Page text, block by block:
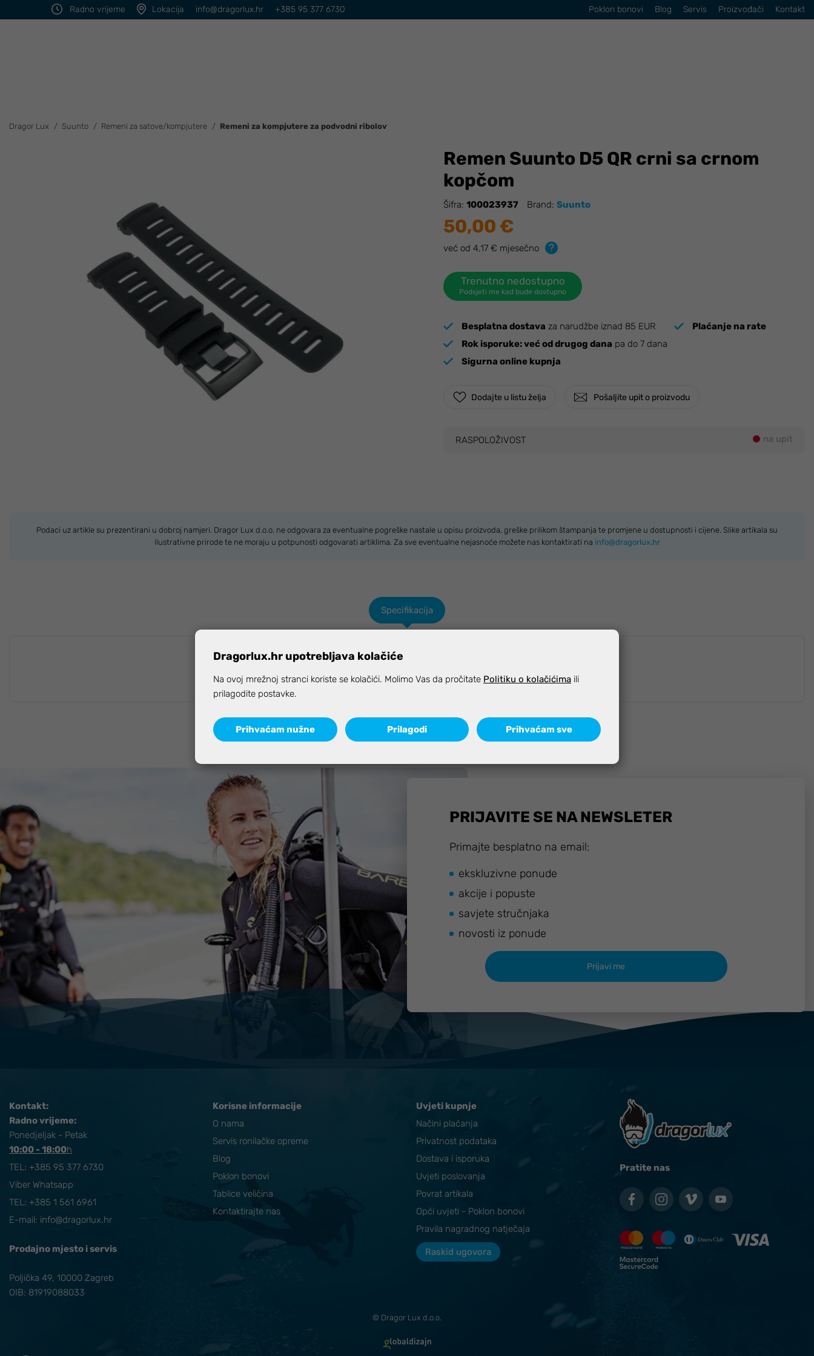
Radno vrijeme Lokacija info@dragorlux.hr +385 95 377 6730 Poklon bonovi Blog Servis Proizvođači Kontakt
Dragor Lux Suunto Remeni za satove/kompjutere Remeni za kompjutere za podvodni ribolov
Remen Suunto D5 QR crni sa crnom
kopčom
Šifra: 100023937 Brand: Suunto
50,00 €
već od 4,17 € mjesečno
Trenutno nedostupno
Podsjeti me kad bude dostupno
Besplatna dostava za narudžbe iznad 85 EUR
Plaćanje na rate
Rok isporuke:već od drugog dana pa do 7 dana
Sigurna online kupnja
Dodajte u listu želja Pošaljite upit o proizvodu
RASPOLOŽIVOST na upit
Podaci uz artikle su prezentirani u dobroj namjeri. Dragor Lux d.o.o. ne odgovara za eventualne pogreške nastale u opisu proizvoda, greške prilikom štampanja te promjene u dostupnosti i cijene. Slike artikala su
ilustrativne prirode te ne moraju u potpunosti odgovarati artiklima. Za sve eventualne nejasnoće možete nas kontaktirati na info@dragorlux.hr
Specifikacija
PRIJAVITE SE NA NEWSLETER
Primajte besplatno na email:
ekskluzivne ponude
akcije i popuste
savjete stručnjaka
novosti iz ponude
Kontakt:
Radno vrijeme:
Ponedjeljak - Petak
10:00 - 18:00​h
TEL: +385 95 377 6730
Viber Whatsapp
TEL: +385 1 561 6961
E-mail: info@dragorlux.hr
Prodajno mjesto i servis
Poljička 49, 10000 Zagreb
OIB: 81919088033
Korisne informacije
O nama
Servis ronilačke opreme
Blog
Poklon bonovi
Tablice veličina
Kontaktirajte nas
Uvjeti kupnje
Načini plaćanja
Privatnost podataka
Dostava i isporuka
Uvjeti poslovanja
Povrat artikala
Opći uvjeti - Poklon bonovi
Pravila nagradnog natječaja
Raskid ugovora
Pratite nas
© Dragor Lux d.o.o.
Dragorlux.hr upotrebljava kolačiće
Na ovoj mrežnoj stranci koriste se kolačići. Molimo Vas da pročitate Politiku o kolačićima ili
prilagodite postavke.
Prihvaćam nužne Prilagodi Prihvaćam sve